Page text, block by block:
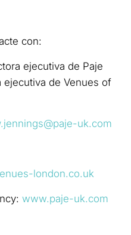
con:
ejecutiva de Paje
ejecutiva de Venues of
uk.com
london.co.uk
www.paje-uk.com